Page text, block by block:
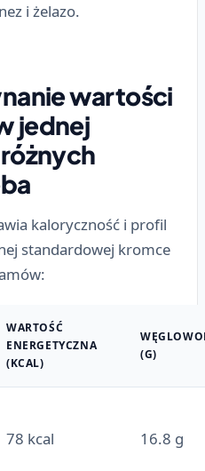
i żelazo.
wartości
jednej
kaloryczność i profil
standardowej kromce
WARTOŚĆ
ENERGETYCZNA
(KCAL)
(G)
78 kcal 16.8 g